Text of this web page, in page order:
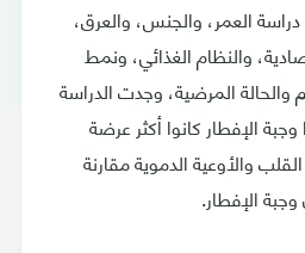
العمر، والجنس، والعرق،
والنظام الغذائي، ونمط
والحالة المرضية، وجدت الدراسة
الإفطار كانوا أكثر عرضة
القلب والأوعية الدموية مقارنة
الإفطار.